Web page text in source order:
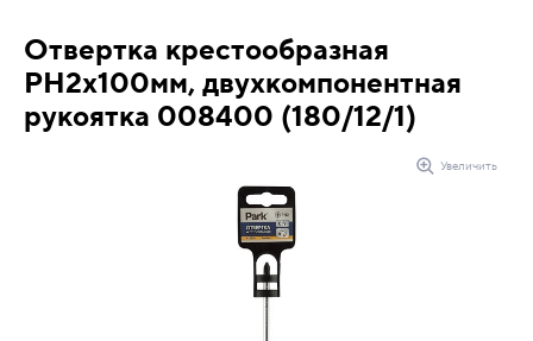
Отвертка крестообразная
PH2х100мм, двухкомпонентная
рукоятка 008400 (180/12/1)
Увеличить